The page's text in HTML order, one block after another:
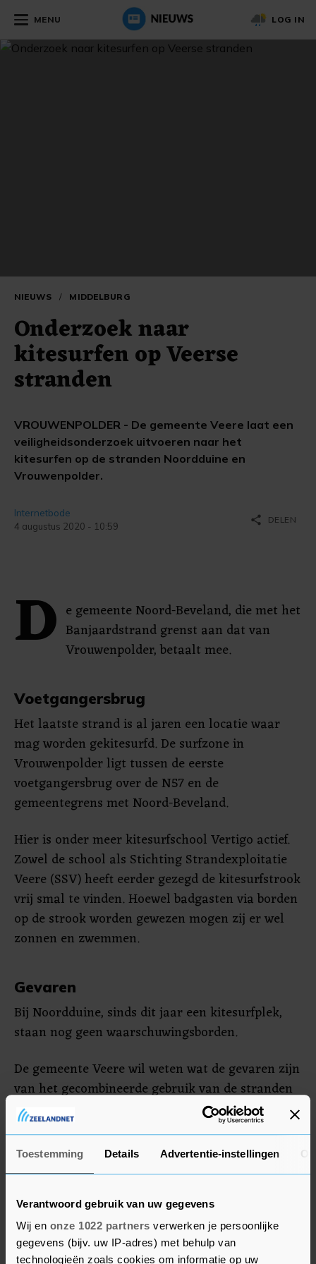
Toestemming Details Advertentie-instellingen
Verantwoord gebruik van uw gegevens
Wij en onze 1022 partners verwerken je persoonlijke
gegevens (bijv. uw IP-adres) met behulp van
technologieën zoals cookies om informatie op uw
MENU LOG IN
NIEUWS / MIDDELBURG
Onderzoek naar
kitesurfen op Veerse
stranden
VROUWENPOLDER - De gemeente Veere laat een
veiligheidsonderzoek uitvoeren naar het
kitesurfen op de stranden Noordduine en
Vrouwenpolder.
Internetbode
4 augustus 2020 - 10:59
share DELEN
D e gemeente Noord-Beveland, die met het
Banjaardstrand grenst aan dat van
Vrouwenpolder, betaalt mee.
Voetgangersbrug
Het laatste strand is al jaren een locatie waar
mag worden gekitesurfd. De surfzone in
Vrouwenpolder ligt tussen de eerste
voetgangersbrug over de N57 en de
gemeentegrens met Noord-Beveland.
Hier is onder meer kitesurfschool Vertigo actief.
Zowel de school als Stichting Strandexploitatie
Veere (SSV) heeft eerder gezegd de kitesurfstrook
vrij smal te vinden. Hoewel badgasten via borden
op de strook worden gewezen mogen zij er wel
zonnen en zwemmen.
Gevaren
Bij Noordduine, sinds dit jaar een kitesurfplek,
staan nog geen waarschuwingsborden.
De gemeente Veere wil weten wat de gevaren zijn
van het gecombineerde gebruik van de stranden
en staat open voor aanbevelingen.
Neeltje Jans
Bij Neeltje Jans mag ook worden gesurfd. Hier is
volgens de gemeente Veere geen onderzoek
nodig. Het onderzoek wordt deze zomer gedaan
door het Nederlands Instituut Veiligheid